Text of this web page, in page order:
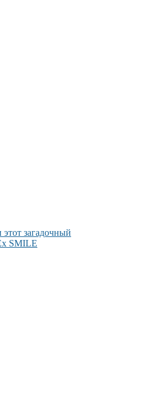
этот загадочный
SMILE